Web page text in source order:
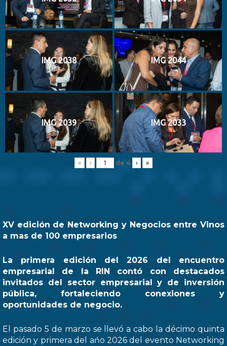
IMG 2038 IMG 2044
IMG 2039 IMG 2033
« ‹ de 4 › »
XV edición de Networking y Negocios entre Vinos
a mas de 100 empresarios
La primera edición del 2026 del encuentro
empresarial de la RIN contó con destacados
invitados del sector empresarial y de inversión
pública, fortaleciendo conexiones y
oportunidades de negocio.
El pasado 5 de marzo se llevó a cabo la décimo quinta
edición y primera del ańo 2026 del evento Networking